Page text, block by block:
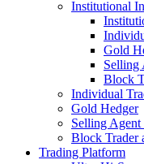
Institutional
Gold
Selling
Block
Individual
Gold Hedger
Selling
Block Trader
Trading Platform